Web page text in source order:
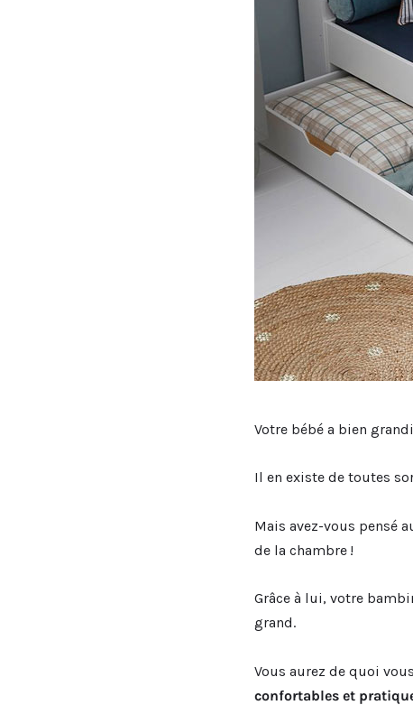
Votre bébé a bien
Il en existe de toutes
Mais avez-vous pensé
de la chambre !
Grâce à lui, votre
grand.
Vous aurez de quoi
confortables et